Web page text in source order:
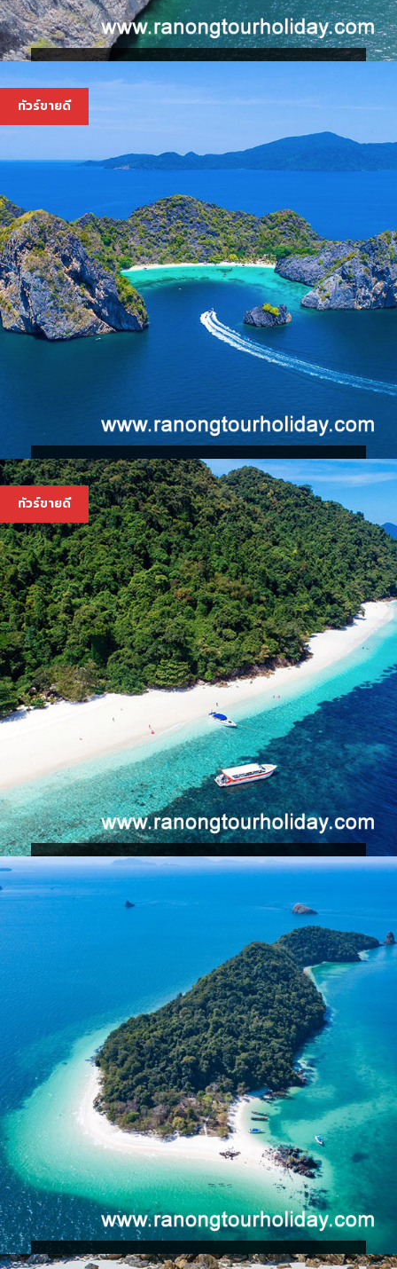
4,000 บ.
ทัวร์ขายดี
ทัวร์เกาะหัวใจมรกต เกาะฮอร์สชู
3,600 บ.
ทัวร์ขายดี
ทัวร์เกาะนาวโอพี เกาะพม่า
3,900 บ.